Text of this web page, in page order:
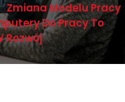
Zmiana Modelu Pracy
Do Pracy To
Rozwój